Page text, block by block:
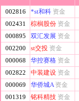
002816 *st和科 资金
002431
棕榈股份 资金
000895
双汇发展 资金
002200
st交投 资金
000068
华控赛格 资金
002822
中装建设 资金
000069
华侨城A 资金
001319
铭科精技 资金